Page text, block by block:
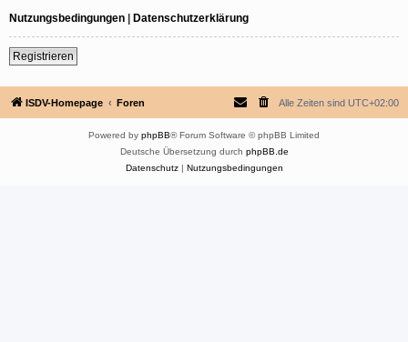
Nutzungsbedingungen | Datenschutzerklärung
Registrieren
ISDV-Homepage Foren Alle Zeiten sind UTC+02:00
Powered by phpBB® Forum Software © phpBB Limited
Deutsche Übersetzung durch phpBB.de
Datenschutz| Nutzungsbedingungen